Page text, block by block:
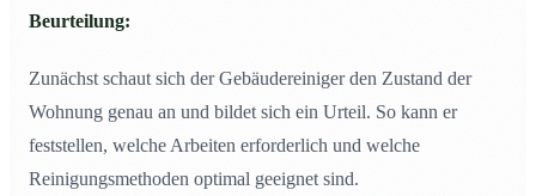
Beurteilung:
Zunächst schaut sich der Gebäudereiniger den Zustand der
Wohnung genau an und bildet sich ein Urteil. So kann er
feststellen, welche Arbeiten erforderlich und welche
Reinigungsmethoden optimal geeignet sind.